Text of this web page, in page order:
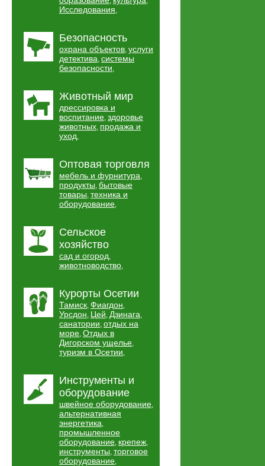
Исследования,
Безопасность
охрана объектов, услуги
детектива, системы
безопасности,
Животный мир
дрессировка и
воспитание, здоровье
животных, продажа и
уход,
Оптовая торговля
мебель и фурнитура,
продукты, бытовые
товары, техника и
оборудование,
Сельское
хозяйство
сад и огород,
животноводство,
Курорты Осетии
Тамиск, Фиагдон,
Урсдон, Цей, Дзинага,
санатории, отдых на
море, Отдых в
Дигорском ущелье,
туризм в Осетии,
Инструменты и
оборудование
швейное оборудование,
альтернативная
энергетика,
промышленное
оборудование, крепеж,
инструменты, торговое
оборудование,